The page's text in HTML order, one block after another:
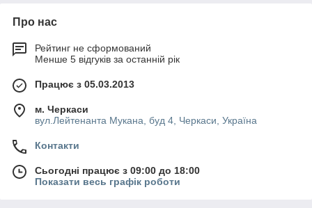
будь-яких потреб.
Абсолютно всі моделі сучасні та надійні.
6 причин купити вимірювальне або
захисне обладнання саме в нашій
компанії
Закупівля
Про нас
Рейтинг не сформований
Менше 5 відгуків за останній рік
Працює з 05.03.2013
м. Черкаси
вул.Лейтенанта Мукана, буд 4, Черкаси, Україна
Контакти
Сьогодні працює з 09:00 до 18:00
Показати весь графік роботи